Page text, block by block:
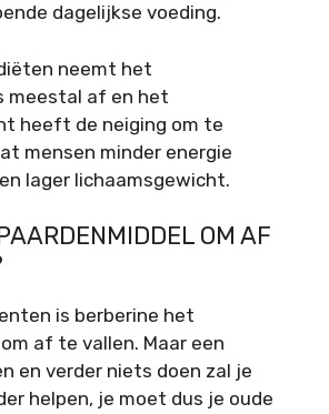
dagelijkse voeding.
neemt het
meestal af en het
heeft de neiging om te
mensen minder energie
lager lichaamsgewicht.
OM AF
is berberine het
af te vallen. Maar een
en verder niets doen zal je
helpen, je moet dus je oude